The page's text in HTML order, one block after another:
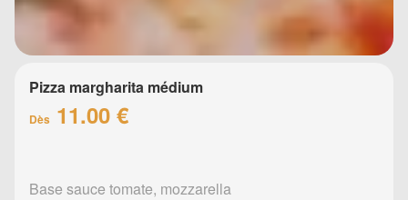
Pizza margharita médium
Dès 11.00 €
Base sauce tomate, mozzarella